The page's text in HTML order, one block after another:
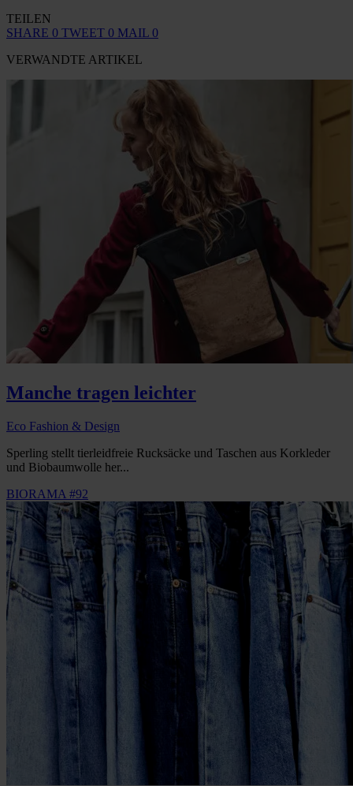
TEILEN
SHARE 0 TWEET 0 MAIL 0
VERWANDTE ARTIKEL
Manche tragen leichter
Eco Fashion & Design
Sperling stellt tierleidfreie Rucksäcke und Taschen aus Korkleder
und Biobaumwolle her...
BIORAMA #92